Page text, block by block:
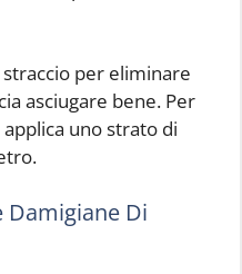
per eliminare
asciugare bene. Per
uno strato di
Damigiane Di